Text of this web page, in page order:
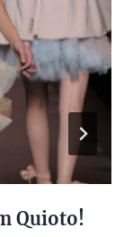
Quioto!